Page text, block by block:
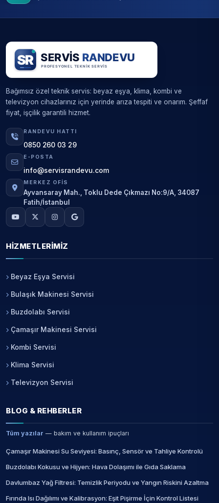
Bağımsız özel teknik servis: beyaz eşya, klima, kombi ve
televizyon cihazlarınız için yerinde arıza tespiti ve onarım. Şeffaf
fiyat, işçilik garantili hizmet.
RANDEVU HATTI
0850 260 03 29
E-POSTA
info@servisrandevu.com
MERKEZ OFIS
Ayvansaray Mah., Toklu Dede Çıkmazı No:9/A, 34087
Fatih/İstanbul
HIZMETLERIMIZ
Beyaz Eşya Servisi
Bulaşık Makinesi Servisi
Buzdolabı Servisi
Çamaşır Makinesi Servisi
Kombi Servisi
Klima Servisi
Televizyon Servisi
BLOG & REHBERLER
Tüm yazılar — bakım ve kullanım ipuçları
Çamaşır Makinesi Su Seviyesi: Basınç, Sensör ve Tahliye Kontrolü
Buzdolabı Kokusu ve Hijyen: Hava Dolaşımı ile Gıda Saklama
Davlumbaz Yağ Filtresi: Temizlik Periyodu ve Yangın Riskini Azaltma
Fırında Isı Dağılımı ve Kalibrasyon: Eşit Pişirme İçin Kontrol Listesi